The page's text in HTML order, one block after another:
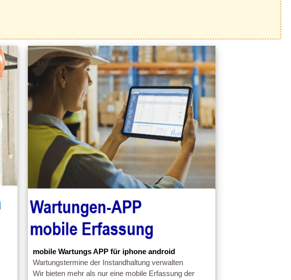
mobile Wartungs APP für iphone android
Wartungstermine der Instandhaltung verwalten
Wir bieten mehr als nur eine mobile Erfassung der